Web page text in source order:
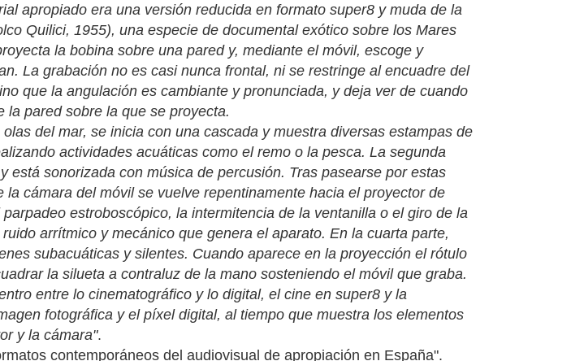
apropiado era una versión reducida en formato super8 y muda de la
Quilici, 1955), una especie de documental exótico sobre los Mares
la bobina sobre una pared y, mediante el móvil, escoge y
La grabación no es casi nunca frontal, ni se restringe al encuadre del
que la angulación es cambiante y pronunciada, y deja ver de cuando
la pared sobre la que se proyecta.
del mar, se inicia con una cascada y muestra diversas estampas de
actividades acuáticas como el remo o la pesca. La segunda
está sonorizada con música de percusión. Tras pasearse por estas
cámara del móvil se vuelve repentinamente hacia el proyector de
estroboscópico, la intermitencia de la ventanilla o el giro de la
arrítmico y mecánico que genera el aparato. En la cuarta parte,
subacuáticas y silentes. Cuando aparece en la proyección el rótulo
la silueta a contraluz de la mano sosteniendo el móvil que graba.
entre lo cinematográfico y lo digital, el cine en super8 y la
fotográfica y el píxel digital, al tiempo que muestra los elementos
y la cámara".
contemporáneos del audiovisual de apropiación en España".